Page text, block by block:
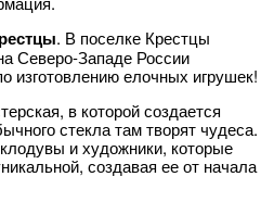
. В поселке Крестцы
Северо-Западе России
изготовлению елочных игрушек!
в которой создается
стекла там творят чудеса.
и художники, которые
создавая ее от начала